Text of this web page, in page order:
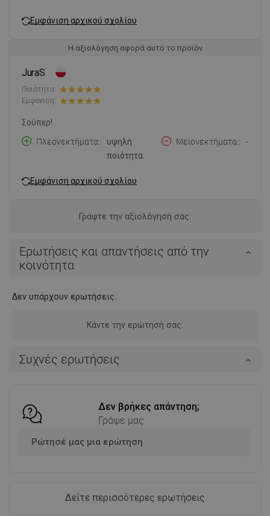
Συχνές ερωτήσεις
Δεν βρήκες απάντηση;
Γράψε μας
Ρώτησέ μας μια ερώτηση
Δείτε περισσότερες ερωτήσεις
Εμφάνιση αρχικού σχολίου
Η αξιολόγηση αφορά αυτό το προϊόν
JuraS
Ποιότητα:
Εμφάνιση:
Σούπερ!
Πλεονεκτήματα:
υψηλή
ποιότητα.
Μειονεκτήματα: -
Εμφάνιση αρχικού σχολίου
Γράψτε την αξιολόγησή σας.
Ερωτήσεις και απαντήσεις από την
κοινότητα
Δεν υπάρχουν ερωτήσεις.
Κάντε την ερώτησή σας.